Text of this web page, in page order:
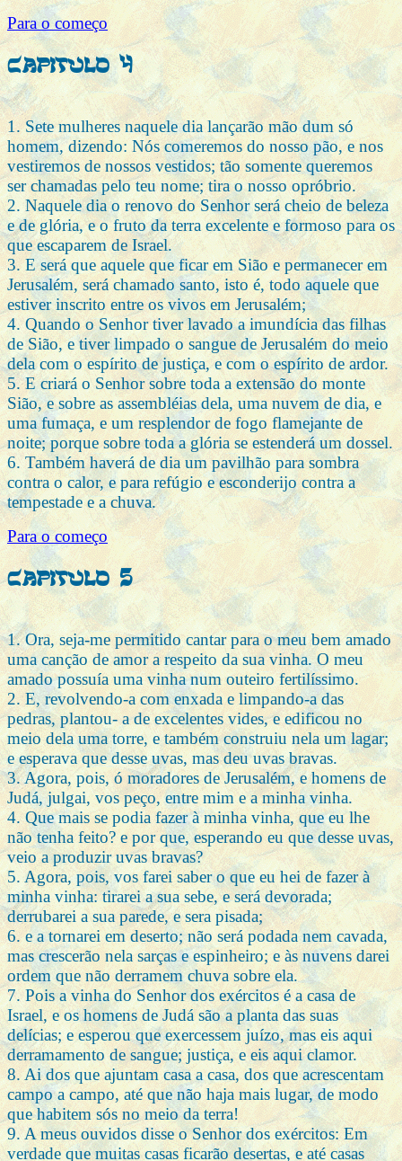
Para o começo
Capitulo 4
1. Sete mulheres naquele dia lançarão mão dum só
homem, dizendo: Nós comeremos do nosso pão, e nos
vestiremos de nossos vestidos; tão somente queremos
ser chamadas pelo teu nome; tira o nosso opróbrio.
2. Naquele dia o renovo do Senhor será cheio de beleza
e de glória, e o fruto da terra excelente e formoso para os
que escaparem de Israel.
3. E será que aquele que ficar em Sião e permanecer em
Jerusalém, será chamado santo, isto é, todo aquele que
estiver inscrito entre os vivos em Jerusalém;
4. Quando o Senhor tiver lavado a imundícia das filhas
de Sião, e tiver limpado o sangue de Jerusalém do meio
dela com o espírito de justiça, e com o espírito de ardor.
5. E criará o Senhor sobre toda a extensão do monte
Sião, e sobre as assembléias dela, uma nuvem de dia, e
uma fumaça, e um resplendor de fogo flamejante de
noite; porque sobre toda a glória se estenderá um dossel.
6. Também haverá de dia um pavilhão para sombra
contra o calor, e para refúgio e esconderijo contra a
tempestade e a chuva.
Para o começo
Capitulo 5
1. Ora, seja-me permitido cantar para o meu bem amado
uma canção de amor a respeito da sua vinha. O meu
amado possuía uma vinha num outeiro fertilíssimo.
2. E, revolvendo-a com enxada e limpando-a das
pedras, plantou- a de excelentes vides, e edificou no
meio dela uma torre, e também construiu nela um lagar;
e esperava que desse uvas, mas deu uvas bravas.
3. Agora, pois, ó moradores de Jerusalém, e homens de
Judá, julgai, vos peço, entre mim e a minha vinha.
4. Que mais se podia fazer à minha vinha, que eu lhe
não tenha feito? e por que, esperando eu que desse uvas,
veio a produzir uvas bravas?
5. Agora, pois, vos farei saber o que eu hei de fazer à
minha vinha: tirarei a sua sebe, e será devorada;
derrubarei a sua parede, e sera pisada;
6. e a tornarei em deserto; não será podada nem cavada,
mas crescerão nela sarças e espinheiro; e às nuvens darei
ordem que não derramem chuva sobre ela.
7. Pois a vinha do Senhor dos exércitos é a casa de
Israel, e os homens de Judá são a planta das suas
delícias; e esperou que exercessem juízo, mas eis aqui
derramamento de sangue; justiça, e eis aqui clamor.
8. Ai dos que ajuntam casa a casa, dos que acrescentam
campo a campo, até que não haja mais lugar, de modo
que habitem sós no meio da terra!
9. A meus ouvidos disse o Senhor dos exércitos: Em
verdade que muitas casas ficarão desertas, e até casas